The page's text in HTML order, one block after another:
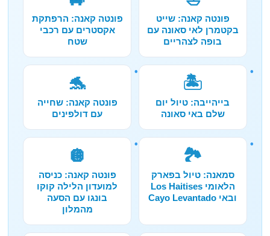
פונטה קאנה: שייט
בקטמרן לאי סאונה עם
בופה לצהריים
פונטה קאנה: הרפתקת
אקסטרים עם רכבי
שטח
🏝️
בייהייבה: טיול יום
שלם באי סאונה
🐬
פונטה קאנה: שחייה
עם דולפינים
🏞️
סמאנה: טיול בפארק
הלאומי Los Haitises
ובאי Cayo Levantado
🪩
פונטה קאנה: כניסה
למועדון הלילה קוקו
בונגו עם הסעה
מהמלון